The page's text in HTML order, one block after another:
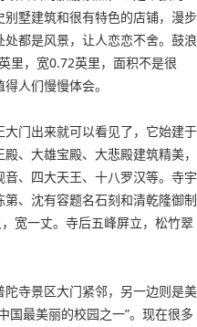
墅建筑和很有特色的店铺，漫步
都是风景，让人恋恋不舍。鼓浪
里，宽0.72英里，面积不是很
人们慢慢体会。
门出来就可以看见了，它始建于
、大雄宝殿、大悲殿建筑精美，
、四大天王、十八罗汉等。寺宇
、沈有容题名石刻和清乾隆御制
宽一丈。寺后五峰屏立，松竹翠
寺景区大门紧邻，另一边则是美
国最美丽的校园之一”。现在很多